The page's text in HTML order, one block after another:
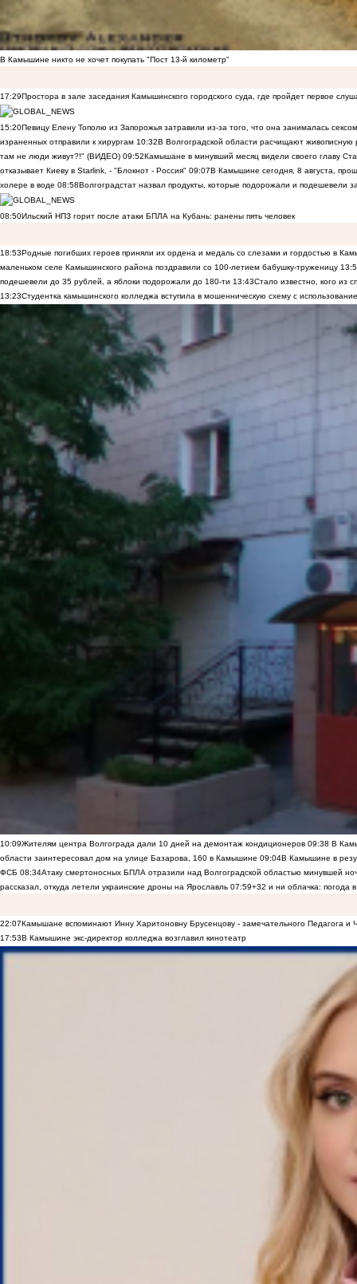
В Камышине никто не хочет покупать "Пост 13-й километр"
17:29Простора в зале заседания Камышинского городского суда, где пройдет первое
15:20Певицу Елену Тополю из Запорожья затравили из-за того, что она занималась
израненных отправили к хирургам 10:32В Волгоградской области расчищают
там не люди живут?!" (ВИДЕО) 09:52Камышане в минувший месяц видели своего главу
отказывает Киеву в Starlink, - "Блокнот - Россия" 09:07В Камышине сегодня, 8 августа,
холере в воде 08:58Волгоградстат назвал продукты, которые подорожали и подешевели
08:50Ильский НПЗ горит после атаки БПЛА на Кубань: ранены пять человек
18:53Родные погибших героев приняли их ордена и медаль со слезами и гордостью в
маленьком селе Камышинского района поздравили со 100-летием бабушку-труженицу
подешевели до 35 рублей, а яблоки подорожали до 180-ти 13:43Стало известно, кого из
13:23Студентка камышинского колледжа вступила в мошенническую схему с
10:09Жителям центра Волгограда дали 10 дней на демонтаж кондиционеров 09:38 В
области заинтересовал дом на улице Базарова, 160 в Камышине 09:04В Камышине в
ФСБ 08:34Атаку смертоносных БПЛА отразили над Волгоградской областью минувшей
рассказал, откуда летели украинские дроны на Ярославль 07:59+32 и ни облачка: погода
22:07Камышане вспоминают Инну Харитоновну Брусенцову - замечательного Педагога и
17:53В Камышине экс-директор колледжа возглавил кинотеатр